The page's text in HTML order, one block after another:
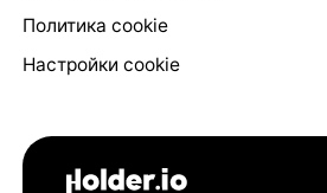
Политика cookie
Настройки cookie